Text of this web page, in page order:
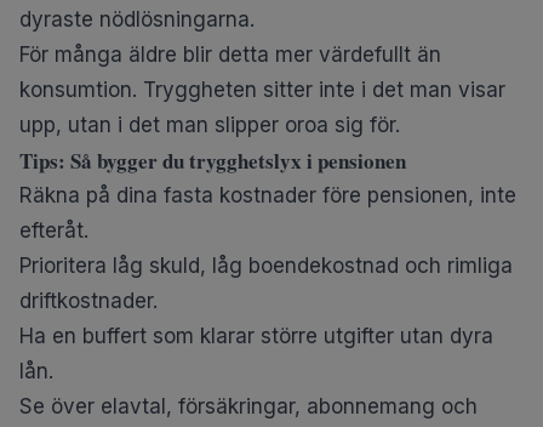
dyraste nödlösningarna.
För många äldre blir detta mer värdefullt än
konsumtion. Tryggheten sitter inte i det man visar
upp, utan i det man slipper oroa sig för.
Tips: Så bygger du trygghetslyx i pensionen
Räkna på dina fasta kostnader före pensionen, inte
efteråt.
Prioritera låg skuld, låg boendekostnad och rimliga
driftkostnader.
Ha en buffert som klarar större utgifter utan dyra
lån.
Se över elavtal, försäkringar, abonnemang och